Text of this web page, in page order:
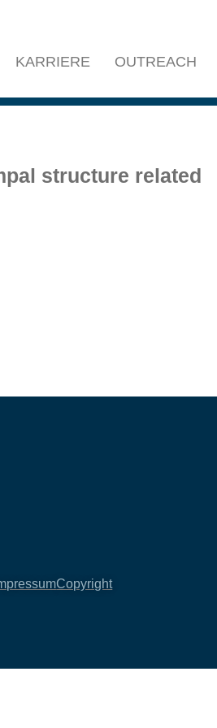
KARRIERE OUTREACH
structure related
Copyright